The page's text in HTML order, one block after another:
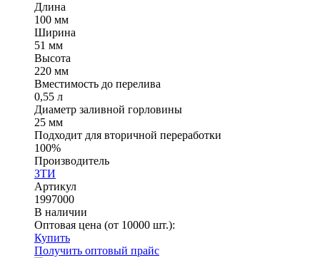
Длина
100 мм
Ширина
51 мм
Высота
220 мм
Вместимость до перелива
0,55 л
Диаметр заливной горловины
25 мм
Подходит для вторичной переработки
100%
Производитель
ЗТИ
Артикул
1997000
В наличии
Оптовая цена (от 10000 шт.):
Купить
Получить оптовый прайс